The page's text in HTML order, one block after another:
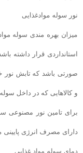
نور سوله موادغذایی
میزان بهره مندی سوله
استانداردی قرار داشته
صورتی باشد که تابش نور
و کالاهایی که در داخل سوله
برای تامین نور مصنوعی
دارای مصرف انرژی پایینی
دمای سوله مواد غذایی